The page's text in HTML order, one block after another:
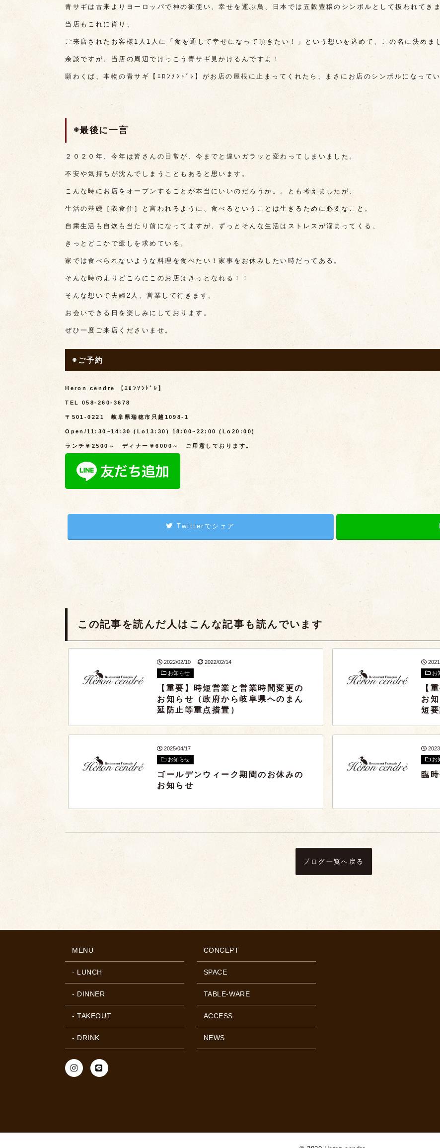
青サギは古来よりヨーロッパで神の御使い、幸せを運ぶ鳥、日本では五穀豊穣のシンボルとして扱われてきま
当店もこれに肖り、
ご来店されたお客様1人1人に「食を通して幸せになって頂きたい！」という想いを込めて、この名に決めま
余談ですが、当店の周辺でけっこう青サギ見かけるんですよ！
願わくば、本物の青サギ【ｴﾛﾝｿﾝﾄﾞﾚ】がお店の屋根に止まってくれたら、まさにお店のシンボルになって
◉最後に一言
２０２０年、今年は皆さんの日常が、今までと違いガラッと変わってしまいました。
不安や気持ちが沈んでしまうこともあると思います。
こんな時にお店をオープンすることが本当にいいのだろうか。。とも考えましたが、
生活の基礎［衣食住］と言われるように、食べるということは生きるために必要なこと。
自粛生活も自炊も当たり前になってますが、ずっとそんな生活はストレスが溜まってくる、
きっとどこかで癒しを求めている。
家では食べられないような料理を食べたい！家事をお休みしたい時だってある。
そんな時のよりどころにこのお店はきっとなれる！！
そんな想いで夫婦2人、営業して行きます。
お会いできる日を楽しみにしております。
ぜひ一度ご来店くださいませ。
◉ご予約
Heron cendre 【ｴﾛﾝｿﾝﾄﾞﾚ】
TEL 058-260-3678
〒501-0221 岐阜県瑞穂市只越1098-1
Open/11:30~14:30 (Lo13:30) 18:00~22:00 (Lo20:00)
ランチ￥2500～ ディナー￥6000～ ご用意しております。
Twitterでシェア
この記事を読んだ人は こんな記事も読んでいます
2022/02/10
2022/02/14
お知らせ
【重要】時短営業と営業時間変更の
お知らせ（政府から岐阜県へのまん
延防止等重点措置）
お
【
お
短要
2025/04/17
お知らせ
ゴールデンウィーク期間のお休みの
お知らせ
お
臨
ブログ一覧へ戻る
MENU
- LUNCH
- DINNER
- TAKEOUT
- DRINK
CONCEPT
SPACE
TABLE-WARE
ACCESS
NEWS